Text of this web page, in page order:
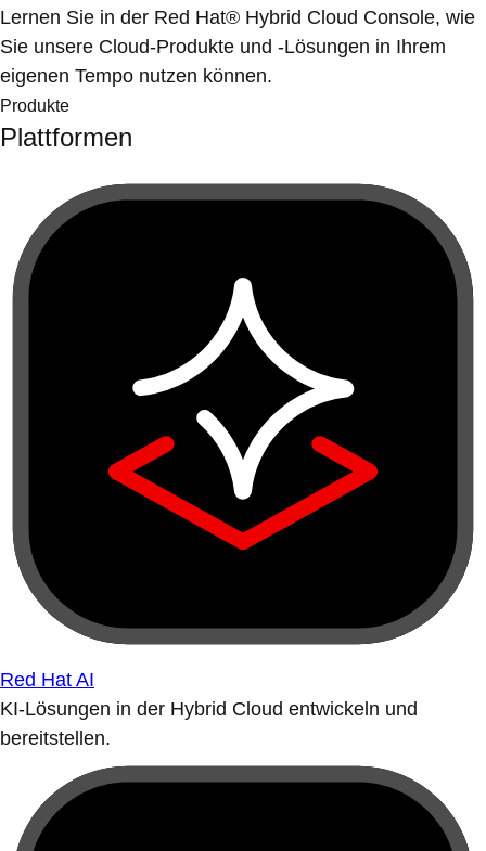
Lernen Sie in der Red Hat® Hybrid Cloud Console, wie
Sie unsere Cloud-Produkte und -Lösungen in Ihrem
eigenen Tempo nutzen können.
Produkte
Plattformen
Red Hat AI
KI-Lösungen in der Hybrid Cloud entwickeln und
bereitstellen.